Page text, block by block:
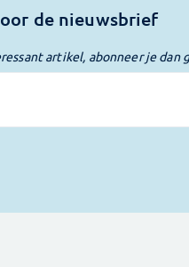
de nieuwsbrief
artikel, abonneer je dan